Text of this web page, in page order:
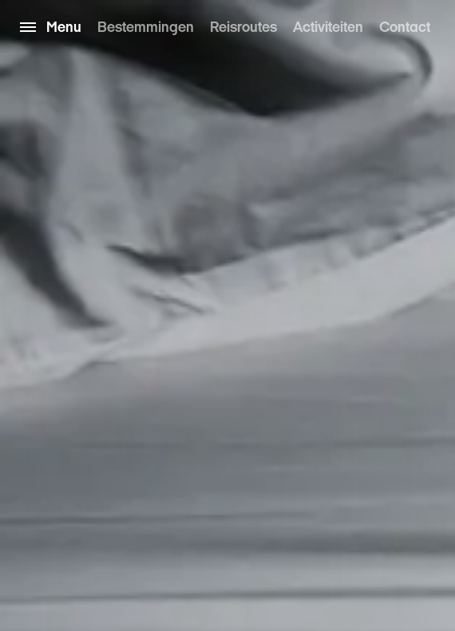
Menu Bestemmingen Reisroutes Activiteiten Contact